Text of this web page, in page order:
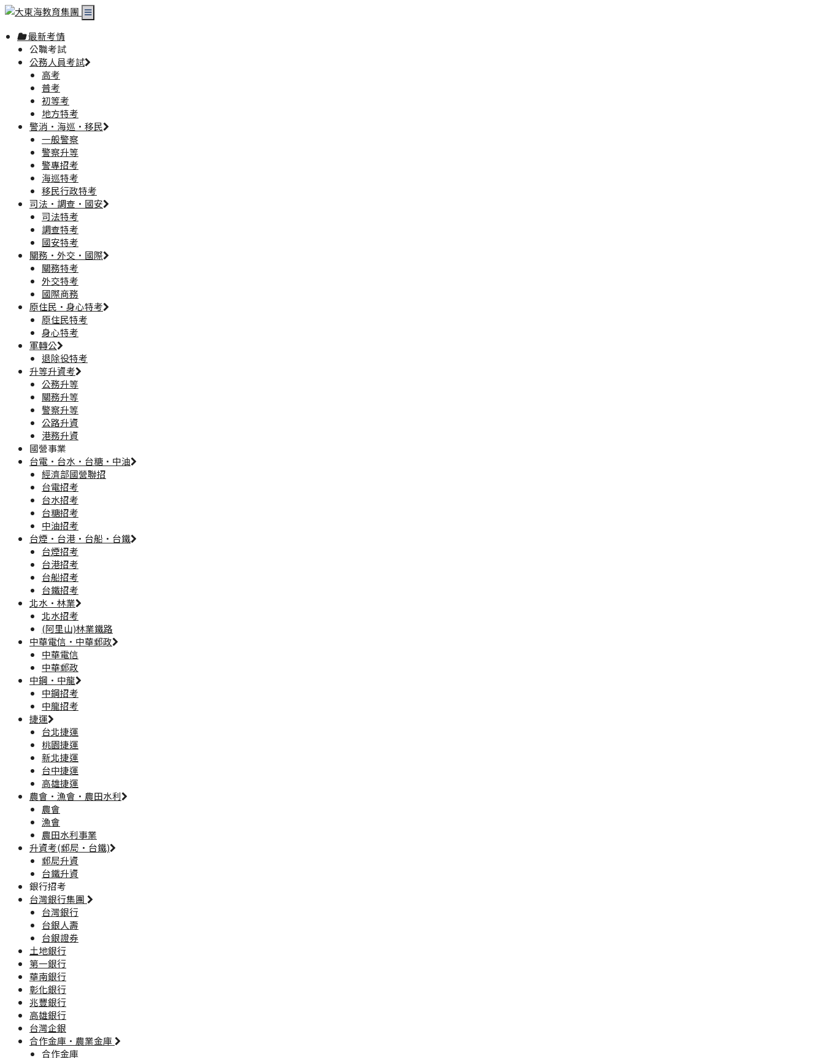
最新考情
公職考試
公務人員考試
高考
普考
初等考
地方特考
警消·海巡·移民
一般警察
警察升等
警專招考
海巡特考
移民行政特考
司法·調查·國安
司法特考
調查特考
國安特考
關務·外交·國際
關務特考
外交特考
國際商務
原住民·身心特考
原住民特考
身心特考
軍轉公
退除役特考
升等升資考
公務升等
關務升等
警察升等
公路升資
港務升資
國營事業
台電·台水·台糖·中油
經濟部國營聯招
台電招考
台水招考
台糖招考
中油招考
台煙·台港·台船·台鐵
台煙招考
台港招考
台船招考
台鐵招考
北水·林業
北水招考
(阿里山)林業鐵路
中華電信·中華郵政
中華電信
中華郵政
中鋼·中龍
中鋼招考
中龍招考
捷運
台北捷運
桃園捷運
新北捷運
台中捷運
高雄捷運
農會·漁會·農田水利
農會
漁會
農田水利事業
升資考(郵局·台鐵)
郵局升資
台鐵升資
銀行招考
台灣銀行集團
台灣銀行
台銀人壽
台銀證券
土地銀行
第一銀行
華南銀行
彰化銀行
兆豐銀行
高雄銀行
台灣企銀
合作金庫·農業金庫
合作金庫